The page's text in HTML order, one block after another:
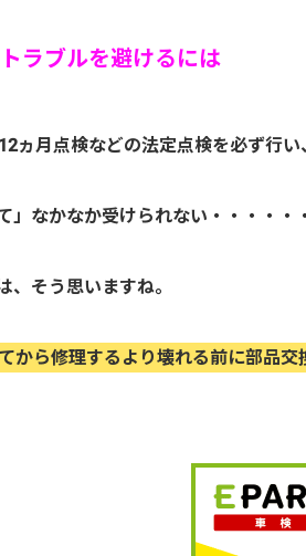
ラブルを避けるには
ヵ月点検などの法定点検を必ず行い
」なかなか受けられない・・・・・
、そう思いますね。
から修理するより壊れる前に部品交